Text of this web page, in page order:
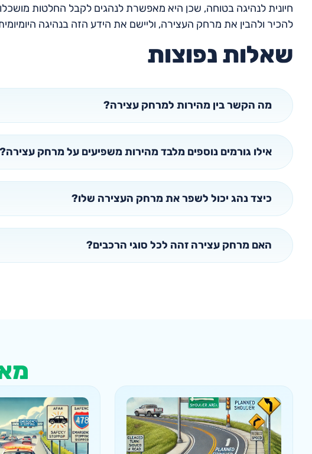
חיונית לנהיגה בטוחה, שכן היא מאפשרת לנהגים לקבל החלטות
להכיר ולהבין את מרחק העצירה, וליישם את הידע הזה בנהיגה
שאלות נפוצות
מה הקשר בין מהירות למרחק עצירה?
אילו גורמים נוספים מלבד מהירות משפיעים על מרחק עצירה?
כיצד נהג יכול לשפר את מרחק העצירה שלו?
האם מרחק עצירה זהה לכל סוגי הרכבים?